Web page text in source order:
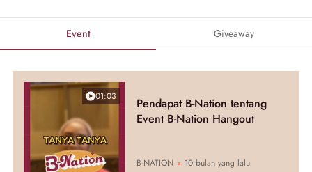
Event Giveaway
01:03
Pendapat B-Nation tentang
Event B-Nation Hangout
B-NATION 10 bulan yang lalu